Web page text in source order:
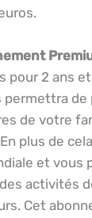
pour 2 ans
permettra de
de votre
plus de
et vous
activités
Cet